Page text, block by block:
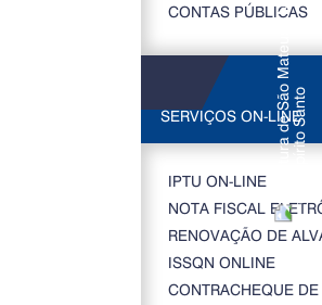
CONTAS PÚBLICAS
SERVIÇOS ON-LINE
IPTU ON-LINE
NOTA FISCAL
RENOVAÇÃO DE
ISSQN ONLINE
CONTRACHEQUE